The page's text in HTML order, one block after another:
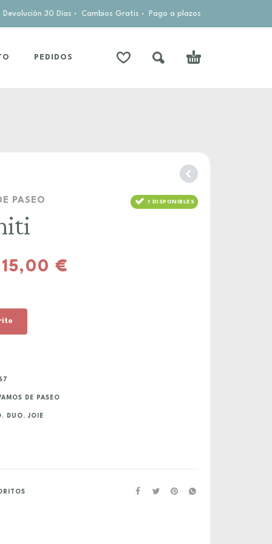
30 Días · Cambios Gratis · Pago a plazos
PEDIDOS
PASEO 1 DISPONIBLES
€
DE PASEO
, DUO ,JOIE